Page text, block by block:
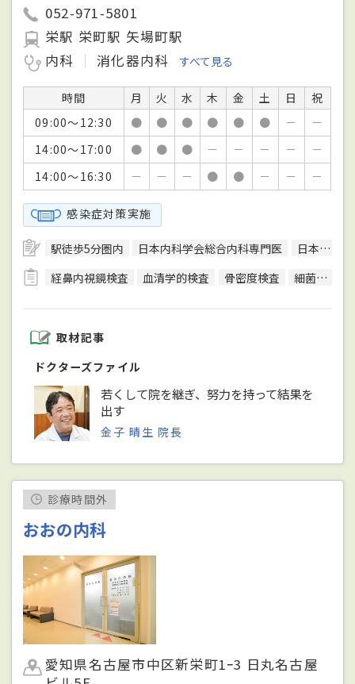
052-971-5801
栄駅 栄町駅 矢場町駅
内科
消化器内科 すべて見る
時間 月 火 水 木 金 土 日
祝
09:00～12:30
● ● ● ● ● ● －
－
14:00～17:00
● ● ● － － － －
－
14:00～16:30
－ － － ● ● － － －
感染症対策実施
駅徒歩5分圏内 日本内科学会総合内科専門医
日本循環器学会循環器専門医
経鼻内視鏡検査
血清学的検査 骨密度検査 細菌検査
取材記事
ドクターズファイル
若くして院を継ぎ、努力を持って結果を
出す
金子 晴生 院長
診療時間外
おおの内科
愛知県名古屋市中区新栄町1ｰ3 日丸名古屋